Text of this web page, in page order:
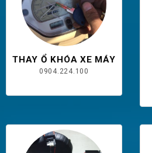
THAY Ổ KHÓA XE MÁY
0904.224.100